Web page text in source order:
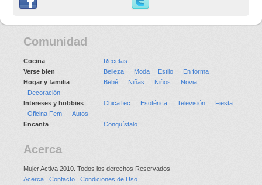
Comunidad
Cocina
Recetas
Verse bien
Belleza Moda Estilo
En forma
Hogar y familia
Bebé Niñas Niños
Novia
Decoración
Intereses y hobbies
ChicaTec Esotérica Televisión
Fiesta
Oficina Fem
Autos
Encanta
Conquístalo
Acerca
Mujer Activa 2010. Todos los derechos Reservados
Acerca
Contacto Condiciones de Uso